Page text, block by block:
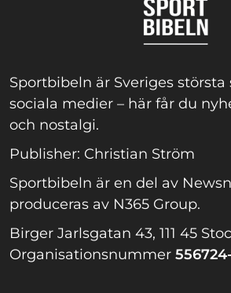
Sportbibeln är Sveriges största
sociala medier – här får du
och nostalgi.
Publisher: Christian Ström
Sportbibeln är en del av
produceras av N365 Group.
Birger Jarlsgatan 43, 111 45
Organisationsnummer